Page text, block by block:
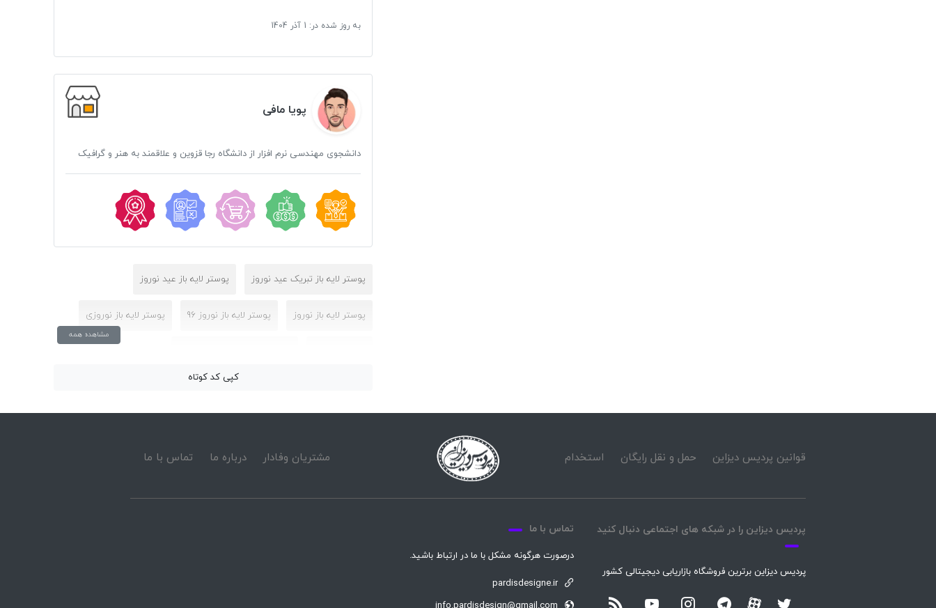
به روز شده در: 1 آذر 1404
پویا مافی
دانشجوی مهندسی نرم افزار از دانشگاه رجا قزوین و علاقمند به هنر و گرافیک
پوستر لایه باز تبریک عید نوروز پوستر لایه باز عید نوروز
پوستر لایه باز نوروز پوستر لایه باز نوروز 96 پوستر لایه باز نوروزی
مشاهده همه
کپی کد کوتاه
قوانین پردیس دیزاین حمل و نقل رایگان استخدام مشتریان وفادار درباره ما تماس با ما
پردیس دیزاین را در شبکه های اجتماعی دنبال کنید
پردیس دیزاین برترین فروشگاه بازاریابی دیجیتالی کشور
تماس با ما
درصورت هرگونه مشکل با ما در ارتباط باشید.
pardisdesigne.ir